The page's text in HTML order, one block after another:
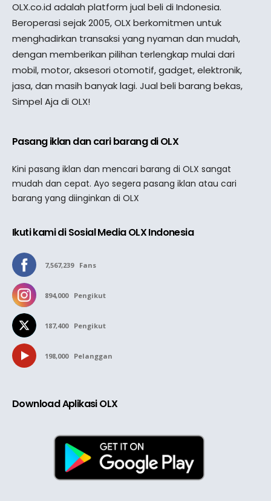
OLX.co.id adalah platform jual beli di Indonesia.
Beroperasi sejak 2005, OLX berkomitmen untuk
menghadirkan transaksi yang nyaman dan mudah,
dengan memberikan pilihan terlengkap mulai dari
mobil, motor, aksesori otomotif, gadget, elektronik,
jasa, dan masih banyak lagi. Jual beli barang bekas,
Simpel Aja di OLX!
Pasang iklan dan cari barang di OLX
Kini pasang iklan dan mencari barang di OLX sangat
mudah dan cepat. Ayo segera pasang iklan atau cari
barang yang diinginkan di OLX
Ikuti kami di Sosial Media OLX Indonesia
7,567,239 Fans
894,000 Pengikut
187,400 Pengikut
198,000 Pelanggan
Download Aplikasi OLX